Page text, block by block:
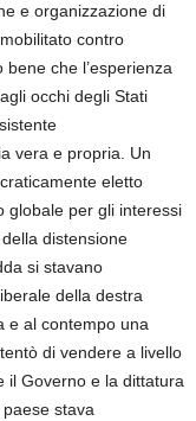
e organizzazione di
contro
bene che l’esperienza
occhi degli Stati
vera e propria. Un
eletto
globale per gli interessi
distensione
si stavano
della destra
e al contempo una
di vendere a livello
il Governo e la dittatura
stava